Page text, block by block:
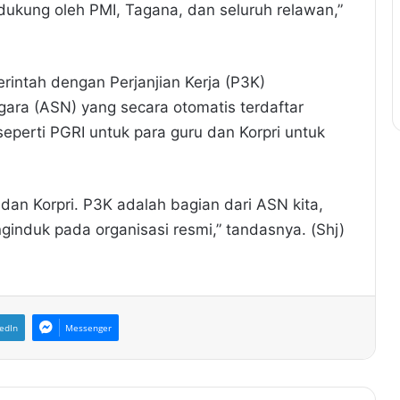
oleh PMI, Tagana, dan seluruh relawan,”
dengan Perjanjian Kerja (P3K)
(ASN) yang secara otomatis terdaftar
PGRI untuk para guru dan Korpri untuk
Korpri. P3K adalah bagian dari ASN kita,
pada organisasi resmi,” tandasnya. (Shj)
Messenger